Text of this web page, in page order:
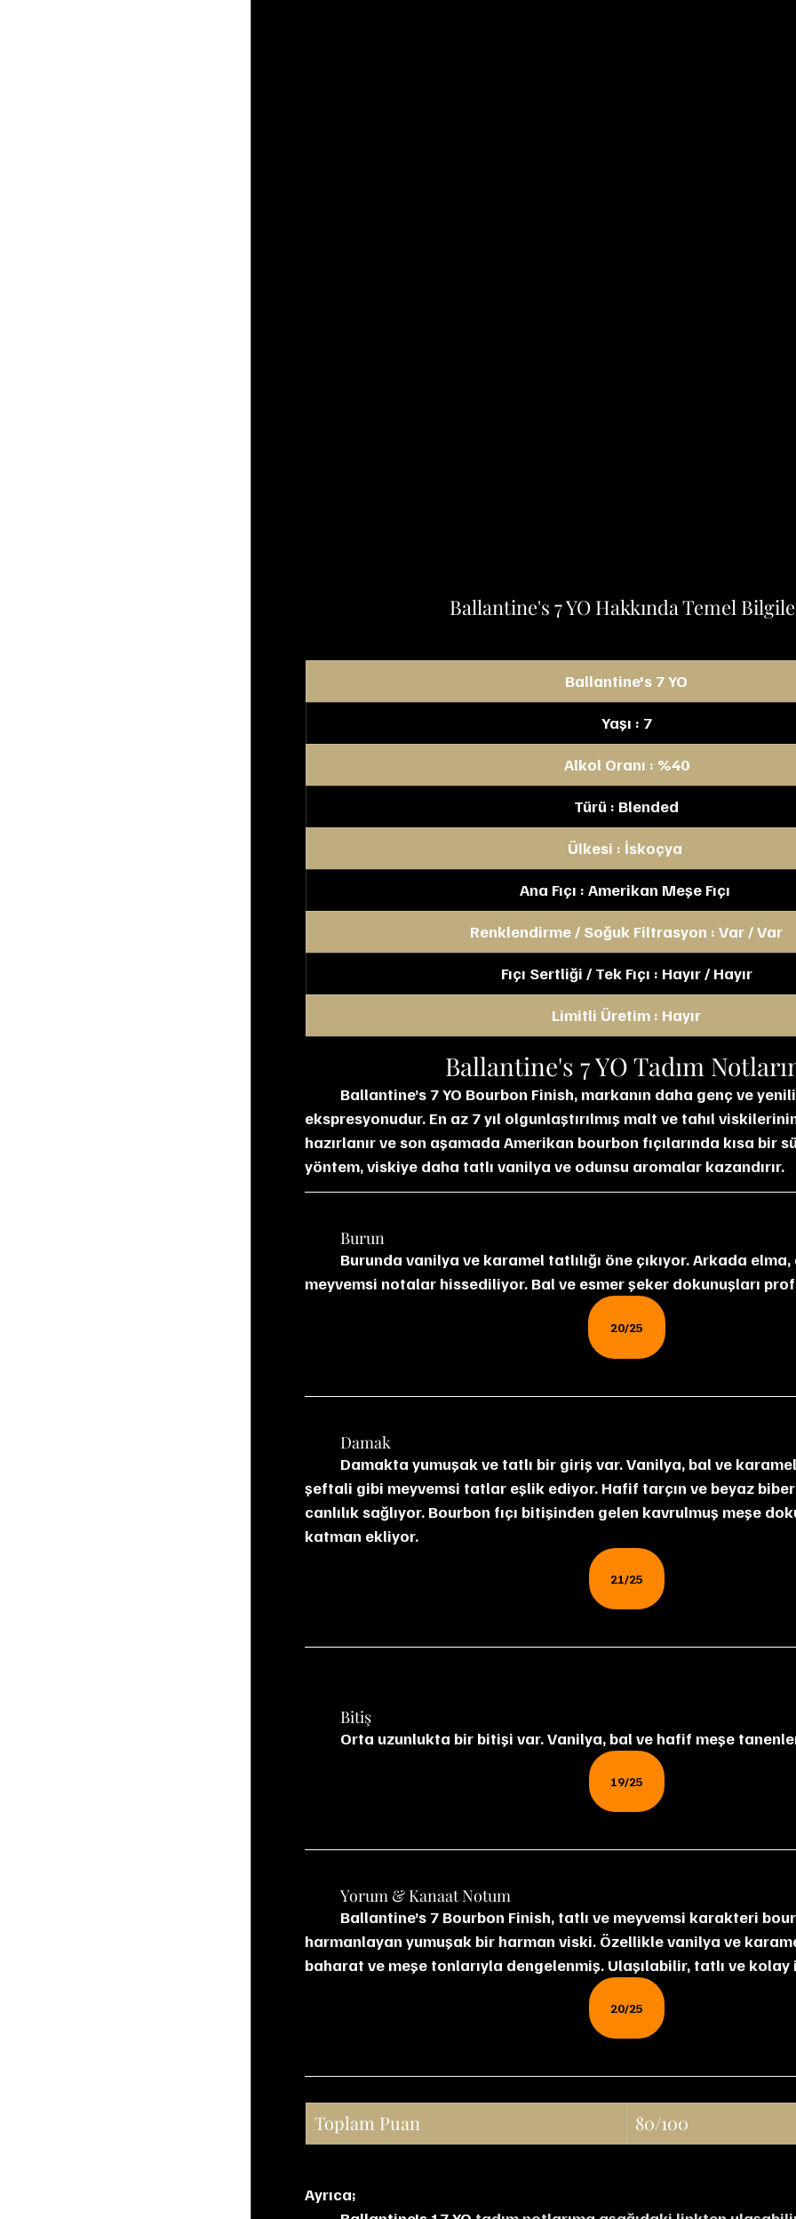
Ballantine's 7 YO Hakkında Temel
Ballantine's 7 YO
Yaşı : 7
Alkol Oranı : %40
Türü : Blended
Ülkesi : İskoçya
Ana Fıçı : Amerikan Meşe Fıçı
Renklendirme / Soğuk Filtrasyon : Var / Var
Fıçı Sertliği / Tek Fıçı : Hayır / Hayır
Limitli Üretim : Hayır
Ballantine's 7 YO Tadım
Ballantine’s 7 YO Bourbon Finish, markanın daha genç ve
ekspresyonudur. En az 7 yıl olgunlaştırılmış malt ve tahıl
hazırlanır ve son aşamada Amerikan bourbon fıçılarında kısa bir
yöntem, viskiye daha tatlı vanilya ve odunsu aromalar kazandırır.
	Burun
meyvemsi notalar hissediliyor. Bal ve esmer şeker dokunuşları
20/25
	Damak
şeftali gibi meyvemsi tatlar eşlik ediyor. Hafif tarçın ve beyaz
canlılık sağlıyor. Bourbon fıçı bitişinden gelen kavrulmuş meşe
katman ekliyor.
21/25
	Bitiş
Orta uzunlukta bir bitişi var. Vanilya, bal ve hafif meşe
19/25
	Yorum & Kanaat Notum
harmanlayan yumuşak bir harman viski. Özellikle vanilya ve
baharat ve meşe tonlarıyla dengelenmiş. Ulaşılabilir, tatlı ve
20/25
Toplam Puan 80/100
Ayrıca;